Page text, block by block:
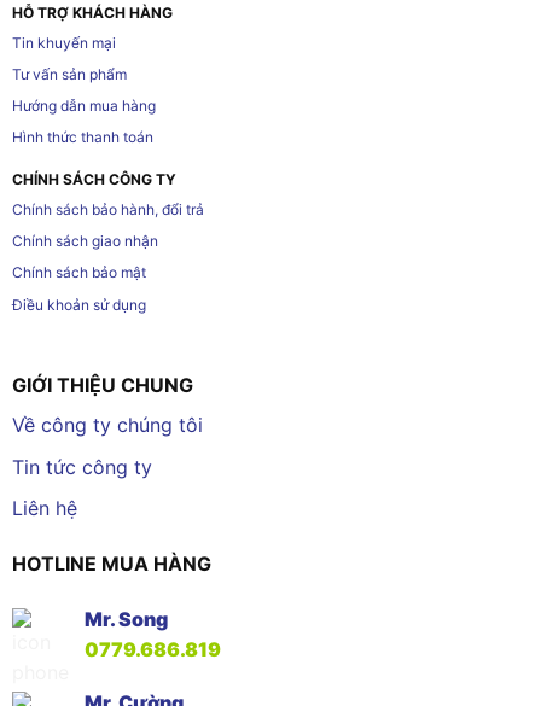
HỖ TRỢ KHÁCH HÀNG
Tin khuyến mại
Tư vấn sản phẩm
Hướng dẫn mua hàng
Hình thức thanh toán
CHÍNH SÁCH CÔNG TY
Chính sách bảo hành, đổi trả
Chính sách giao nhận
Chính sách bảo mật
Điều khoản sử dụng
GIỚI THIỆU CHUNG
Về công ty chúng tôi
Tin tức công ty
Liên hệ
HOTLINE MUA HÀNG
Mr. Song
0779.686.819